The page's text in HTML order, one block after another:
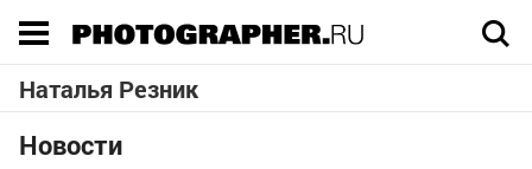
Наталья Резник
Новости